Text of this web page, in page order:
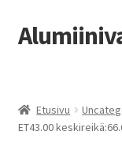
Siirry
navigointiin
Siirry
sisältöön
Kauppa
Etusivu
ET43.00